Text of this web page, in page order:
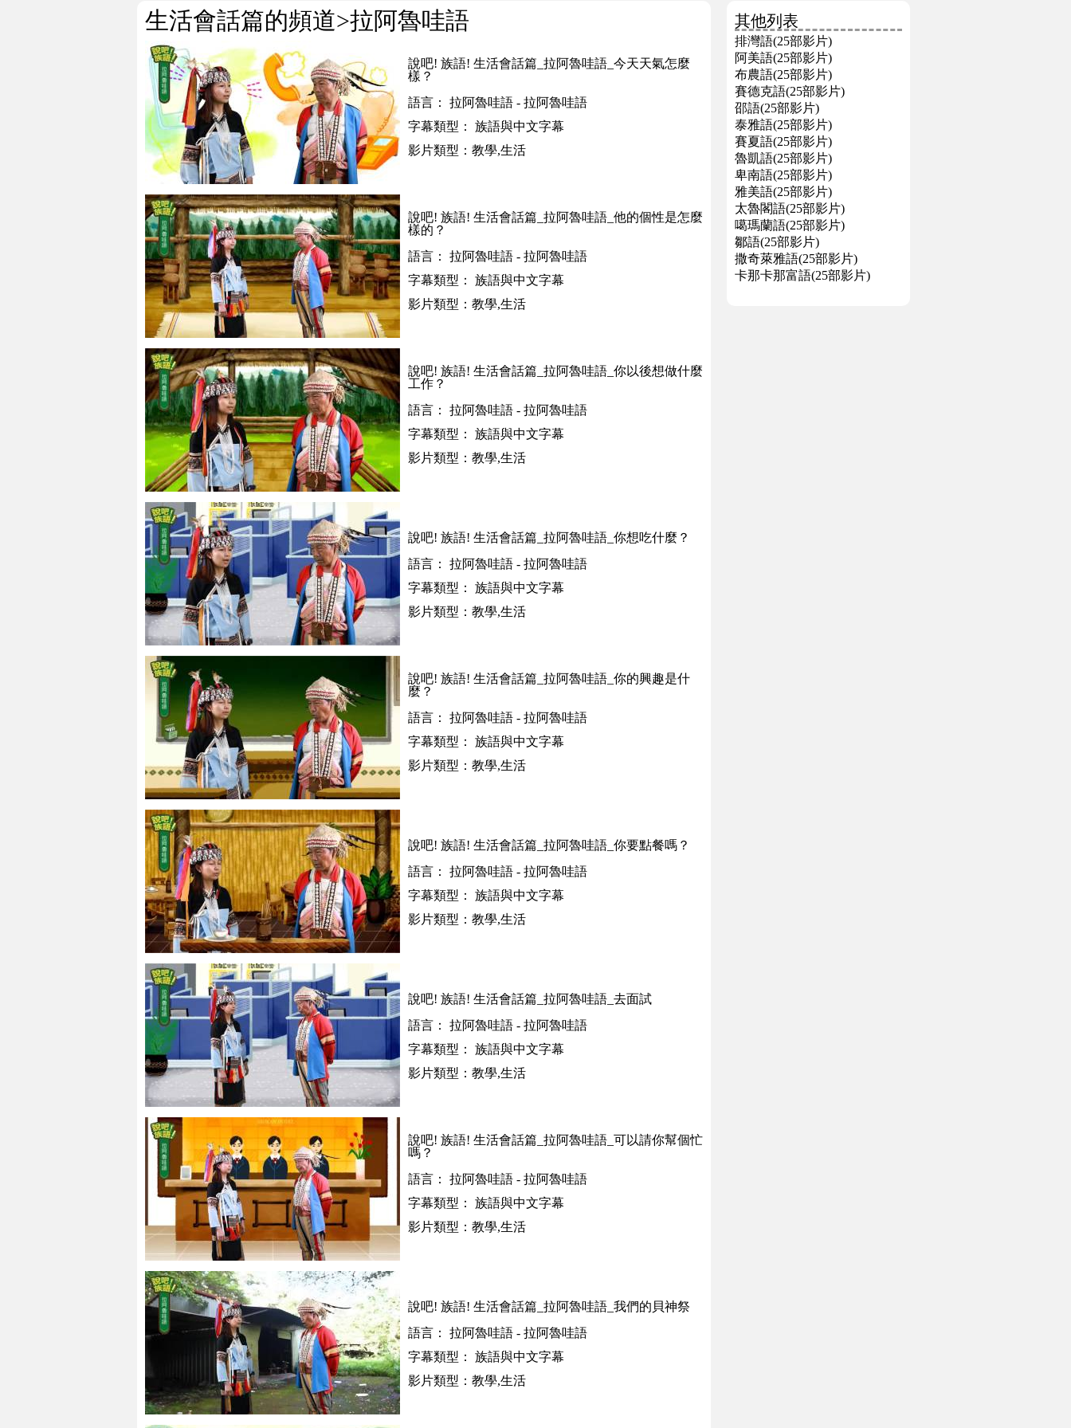
生活會話篇的頻道>拉阿魯哇語
說吧! 族語! 生活會話篇_拉阿魯哇語_今天天氣怎麼
樣？
語言： 拉阿魯哇語 - 拉阿魯哇語
字幕類型： 族語與中文字幕
影片類型：教學,生活
說吧! 族語! 生活會話篇_拉阿魯哇語_他的個性是怎麼
樣的？
語言： 拉阿魯哇語 - 拉阿魯哇語
字幕類型： 族語與中文字幕
影片類型：教學,生活
說吧! 族語! 生活會話篇_拉阿魯哇語_你以後想做什麼
工作？
語言： 拉阿魯哇語 - 拉阿魯哇語
字幕類型： 族語與中文字幕
影片類型：教學,生活
說吧! 族語! 生活會話篇_拉阿魯哇語_你想吃什麼？
語言： 拉阿魯哇語 - 拉阿魯哇語
字幕類型： 族語與中文字幕
影片類型：教學,生活
說吧! 族語! 生活會話篇_拉阿魯哇語_你的興趣是什
麼？
語言： 拉阿魯哇語 - 拉阿魯哇語
字幕類型： 族語與中文字幕
影片類型：教學,生活
說吧! 族語! 生活會話篇_拉阿魯哇語_你要點餐嗎？
語言： 拉阿魯哇語 - 拉阿魯哇語
字幕類型： 族語與中文字幕
影片類型：教學,生活
說吧! 族語! 生活會話篇_拉阿魯哇語_去面試
語言： 拉阿魯哇語 - 拉阿魯哇語
字幕類型： 族語與中文字幕
影片類型：教學,生活
說吧! 族語! 生活會話篇_拉阿魯哇語_可以請你幫個忙
嗎？
語言： 拉阿魯哇語 - 拉阿魯哇語
字幕類型： 族語與中文字幕
影片類型：教學,生活
說吧! 族語! 生活會話篇_拉阿魯哇語_我們的貝神祭
語言： 拉阿魯哇語 - 拉阿魯哇語
字幕類型： 族語與中文字幕
影片類型：教學,生活
其他列表
排灣語(25部影片)
阿美語(25部影片)
布農語(25部影片)
賽德克語(25部影片)
邵語(25部影片)
泰雅語(25部影片)
賽夏語(25部影片)
魯凱語(25部影片)
卑南語(25部影片)
雅美語(25部影片)
太魯閣語(25部影片)
噶瑪蘭語(25部影片)
鄒語(25部影片)
撒奇萊雅語(25部影片)
卡那卡那富語(25部影片)